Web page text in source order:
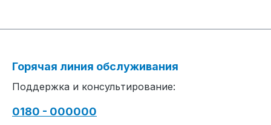
Горячая линия обслуживания
Поддержка и консультирование:
0180 - 000000